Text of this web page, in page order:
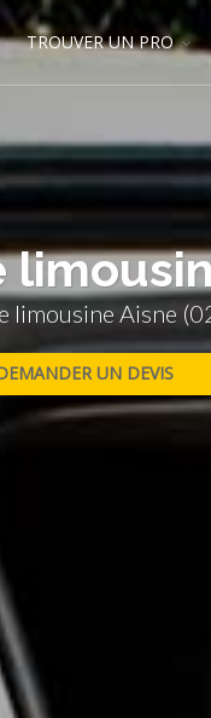
TROUVER UN PRO
limousine Aisne